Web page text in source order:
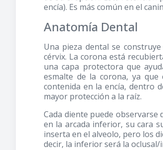
encía). Es más común en el
Anatomía Dental
Una pieza dental se
cérvix. La corona está
una capa protectora que
esmalte de la corona, ya
contenida en la encía, dentro
mayor protección a la raíz.
Cada diente puede
en la arcada inferior, su cara
inserta en el alveolo, pero los
decir, la inferior será la